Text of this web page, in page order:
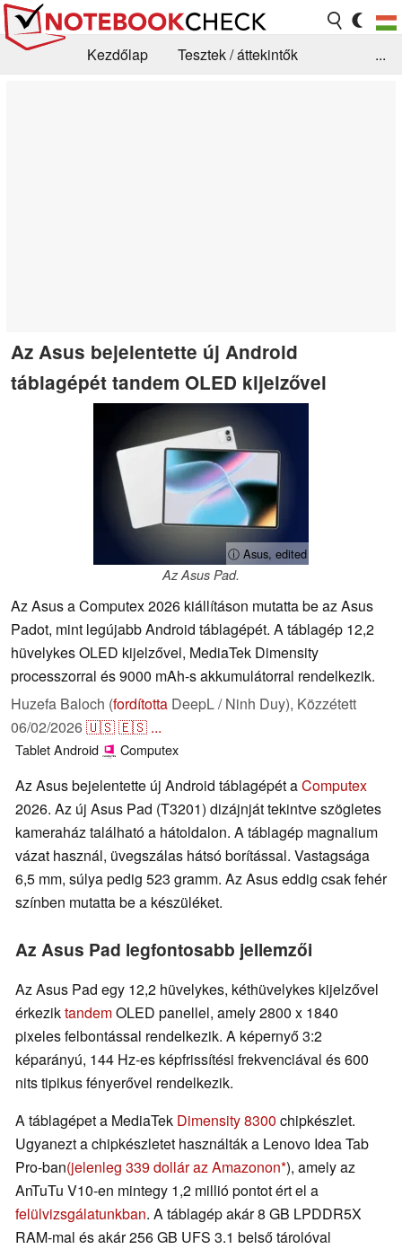
Kezdőlap
Tesztek / áttekintők
...
Az Asus bejelentette új Android
táblagépét tandem OLED kijelzővel
ⓘ Asus, edited
Az Asus Pad.
Az Asus a Computex 2026 kiállításon mutatta be az Asus
Padot, mint legújabb Android táblagépét. A táblagép 12,2
hüvelykes OLED kijelzővel, MediaTek Dimensity
processzorral és 9000 mAh-s akkumulátorral rendelkezik.
Huzefa Baloch (fordította DeepL / Ninh Duy), Közzétett
06/02/2026🇺🇸🇪🇸 ...
TabletAndroid Computex
Az Asus bejelentette új Android táblagépét aComputex
2026. Az új Asus Pad (T3201) dizájnját tekintve szögletes
kameraház található a hátoldalon. A táblagép magnalium
vázat használ, üvegszálas hátsó borítással. Vastagsága
6,5 mm, súlya pedig 523 gramm. Az Asus eddig csak fehér
színben mutatta be a készüléket.
Az Asus Pad legfontosabb jellemzői
Az Asus Pad egy 12,2 hüvelykes, kéthüvelykes kijelzővel
érkeziktandemOLED panellel, amely 2800 x 1840
pixeles felbontással rendelkezik. A képernyő 3:2
képarányú, 144 Hz-es képfrissítési frekvenciával és 600
nits tipikus fényerővel rendelkezik.
A táblagépet a MediaTek Dimensity 8300 chipkészlet.
Ugyanezt a chipkészletet használták a Lenovo Idea Tab
Pro-ban(jelenleg 339 dollár az Amazonon ), amely az
AnTuTu V10-en mintegy 1,2 millió pontot ért el a
felülvizsgálatunkban. A táblagép akár 8 GB LPDDR5X
RAM-mal és akár 256 GB UFS 3.1 belső tárolóval